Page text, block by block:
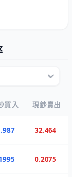
買入 現鈔賣出
32.464
0.2075